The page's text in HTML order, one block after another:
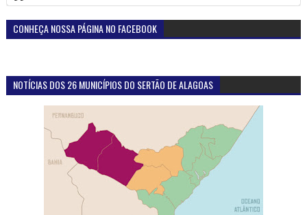
CONHEÇA NOSSA PÁGINA NO FACEBOOK
NOTÍCIAS DOS 26 MUNICÍPIOS DO SERTÃO DE ALAGOAS